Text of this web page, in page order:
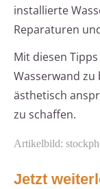
installierte
Reparaturen
Mit diesen
Wasserwand
ästhetisch
zu schaffen.
Artikelbild:
Jetzt